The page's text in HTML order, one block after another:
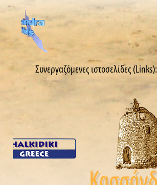
Συνεργαζόμενες ιστοσελίδες (Links):